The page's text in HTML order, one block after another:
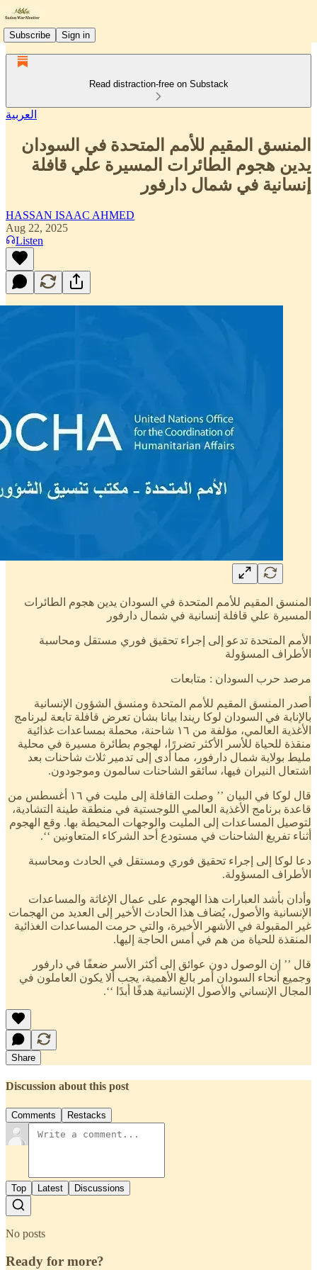
Subscribe Sign in
Read distraction-free on Substack
العربية
المنسق المقيم للأمم المتحدة في السودان
يدين هجوم الطائرات المسيرة علي قافلة
إنسانية في شمال دارفور
HASSAN ISAAC AHMED
Aug 22, 2025
Listen
المنسق المقيم للأمم المتحدة في السودان يدين هجوم الطائرات
المسيرة علي قافلة إنسانية في شمال دارفور
الأمم المتحدة تدعو إلى إجراء تحقيق فوري مستقل ومحاسبة
الأطراف المسؤولة
مرصد حرب السودان : متابعات
أصدر المنسق المقيم للأمم المتحدة ومنسق الشؤون الإنسانية
بالإنابة في السودان لوكا ريندا بيانا بشأن تعرض قافلة تابعة لبرنامج
الأغذية العالمي، مؤلفة من ١٦ شاحنة، محملة بمساعدات غذائية
منقذة للحياة للأسر الأكثر تضررًا، لهجوم بطائرة مسيرة في محلية
مليط بولاية شمال دارفور، مما أدى إلى تدمير ثلاث شاحنات بعد
اشتعال النيران فيها، سائقو الشاحنات سالمون وموجودون.
قال لوكا في البيان ’’ وصلت القافلة إلى مليت في ١٦ أغسطس من
قاعدة برنامج الأغذية العالمي اللوجستية في منطقة طينة التشادية،
لتوصيل المساعدات إلى المليت والوجهات المحيطة بها. وقع الهجوم
أثناء تفريغ الشاحنات في مستودع أحد الشركاء المتعاونين ‘‘.
دعا لوكا إلى إجراء تحقيق فوري ومستقل في الحادث ومحاسبة
الأطراف المسؤولة.
وأدان بأشد العبارات هذا الهجوم على عمال الإغاثة والمساعدات
الإنسانية والأصول، يُضاف هذا الحادث الأخير إلى العديد من الهجمات
غير المقبولة في الأشهر الأخيرة، والتي حرمت المساعدات الغذائية
المنقذة للحياة من هم في أمس الحاجة إليها.
قال ’’ إن الوصول دون عوائق إلى أكثر الأسر ضعفًا في دارفور
وجميع أنحاء السودان أمر بالغ الأهمية، يجب ألا يكون العاملون في
المجال الإنساني والأصول الإنسانية هدفًا أبدًا ‘‘.
Share
Discussion about this post
Comments Restacks
Top Latest Discussions
No posts
Ready for more?